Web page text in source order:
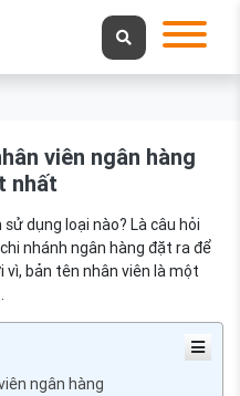
viên ngân hàng
nhất
dụng loại nào? Là câu hỏi
nhánh ngân hàng đặt ra để
vì, bản tên nhân viên là một
ngân hàng